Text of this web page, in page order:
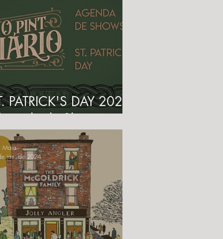
PATRICK'S DAY 2024
de Shows
Maia
jan. de 2024